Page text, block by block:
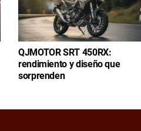
QJMOTOR SRT 450RX:
rendimiento y diseño que
sorprenden